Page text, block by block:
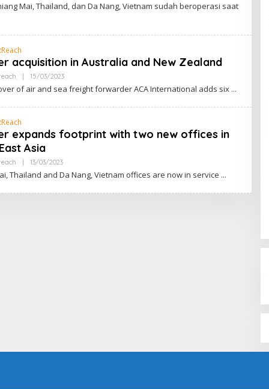
Mai, Thailand, dan Da Nang, Vietnam sudah beroperasi saat
acquisition in Australia and New Zealand
15/03/2023Oleh
of air and sea freight forwarder ACA International adds six
expands footprint with two new offices in
Asia
13/03/2023Oleh
Thailand and Da Nang, Vietnam offices are now in service